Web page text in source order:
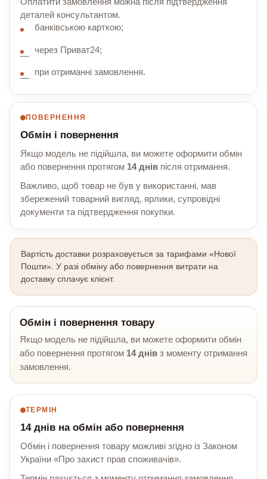
Оплатити замовлення можна після підтвердження
деталей консультантом.
банківською карткою;
через Приват24;
при отриманні замовлення.
ПОВЕРНЕННЯ
Обмін і повернення
Якщо модель не підійшла, ви можете оформити обмін
або повернення протягом 14 днів після отримання.
Важливо, щоб товар не був у використанні, мав
збережений товарний вигляд, ярлики, супровідні
документи та підтвердження покупки.
Вартість доставки розраховується за тарифами «Нової
Пошти». У разі обміну або повернення витрати на
доставку сплачує клієнт.
Обмін і повернення товару
Якщо модель не підійшла, ви можете оформити обмін
або повернення протягом 14 днів з моменту отримання
замовлення.
ТЕРМІН
14 днів на обмін або повернення
Обмін і повернення товару можливі згідно із Законом
України «Про захист прав споживачів».